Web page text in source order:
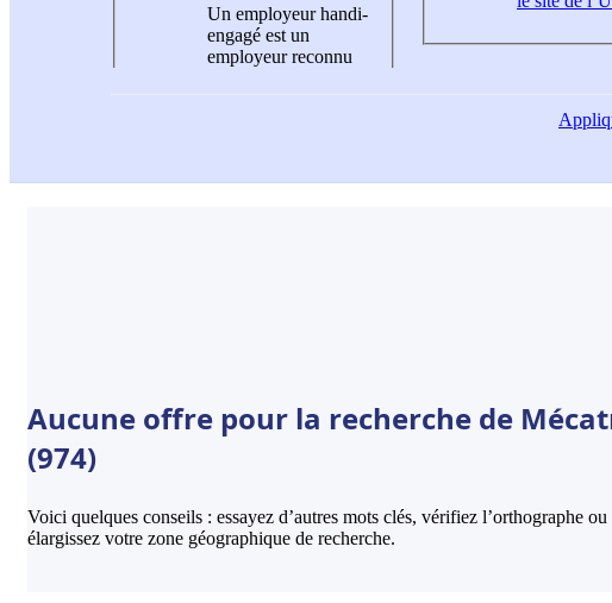
Un employeur handi-
engagé est un
employeur reconnu
Aucune offre pour la recherche de
(974)
Voici quelques conseils : essayez d’autres mots clés, vérifiez l’orthographe ou
élargissez votre zone géographique de recherche.